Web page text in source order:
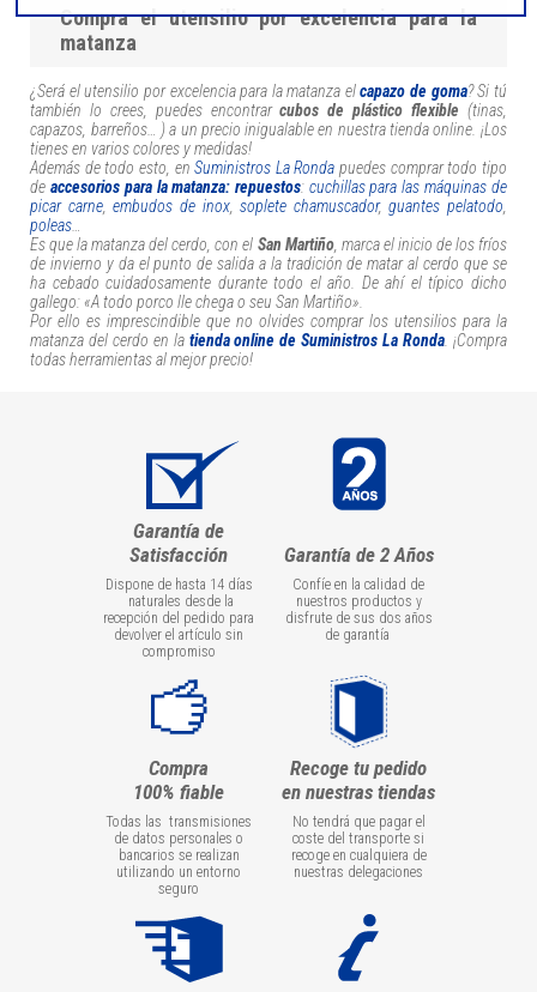
Compra el utensilio por excelencia para la
matanza
¿Será el utensilio por excelencia para la matanza elcapazo de goma? Si tú
también lo crees, puedes encontrarcubos de plástico flexible (tinas,
capazos, barreños… ) a un precio inigualable en nuestra tienda online. ¡Los
tienes en varios colores y medidas!
Además de todo esto, enSuministros La Ronda puedes comprar todo tipo
deaccesorios para la matanza: repuestos: cuchillas para las máquinas de
picar carne,embudos de inox,soplete chamuscador,guantes pelatodo
poleas
Es que la matanza del cerdo, con el San Martiño, marca el inicio de los fríos
de invierno y da el punto de salida a la tradición de matar al cerdo que se
ha cebado cuidadosamente durante todo el año. De ahí el típico dicho
gallego: «A todo porco lle chega o seu San Martiño».
Por ello es imprescindible que no olvides comprar los utensilios para la
matanza del cerdo en la tienda online de Suministros La Ronda. ¡Compra
todas herramientas al mejor precio!
Garantía de
Satisfacción
Dispone de hasta 14 días
naturales desde la
recepción del pedido para
devolver el artículo sin
compromiso
Garantía de 2 Años
Confíe en la calidad de
nuestros productos y
disfrute de sus dos años
de garantía
Compra
100% fiable
Todas las transmisiones
de datos personales o
bancarios se realizan
utilizando un entorno
seguro
Recoge tu pedido
en nuestras tiendas
No tendrá que pagar el
coste del transporte si
recoge en cualquiera de
nuestras delegaciones